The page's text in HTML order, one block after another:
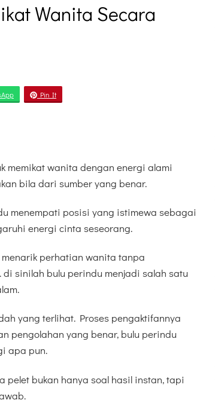
Wanita Secara
Pin It
memikat wanita dengan energi alami
bila dari sumber yang benar.
menempati posisi yang istimewa sebagai
energi cinta seseorang.
perhatian wanita tanpa
sinilah bulu perindu menjadi salah satu
yang terlihat. Proses pengaktifannya
pengolahan yang benar, bulu perindu
apa pun.
pelet bukan hanya soal hasil instan, tapi